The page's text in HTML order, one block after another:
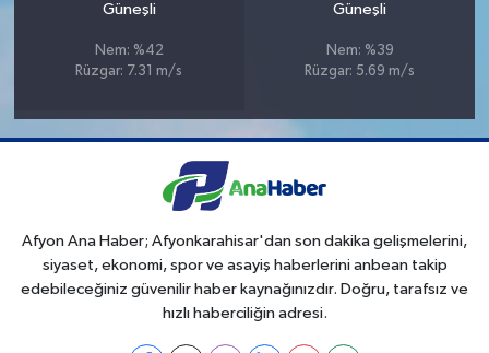
Güneşli
Nem: %42
Rüzgar: 7.31 m/s
Güneşli
Nem: %39
Rüzgar: 5.69 m/s
Afyon Ana Haber; Afyonkarahisar'dan son dakika gelişmelerini,
siyaset, ekonomi, spor ve asayiş haberlerini anbean takip
edebileceğiniz güvenilir haber kaynağınızdır. Doğru, tarafsız ve
hızlı haberciliğin adresi.